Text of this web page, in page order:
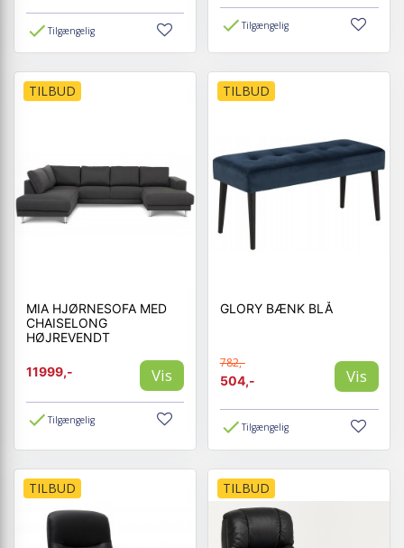
Tilgængelig Tilgængelig
TILBUD
MIA HJØRNESOFA MED
CHAISELONG
HØJREVENDT
11999,- Vis
Tilgængelig
TILBUD
GLORY BÆNK BLÅ
782,-
504,-
Vis
Tilgængelig
TILBUD TILBUD